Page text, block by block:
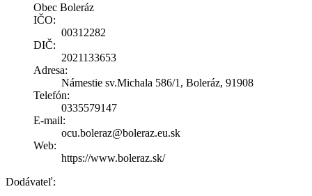
Obec Boleráz
IČO:
00312282
DIČ:
2021133653
Adresa:
Námestie sv.Michala 586/1, Boleráz, 91908
Telefón:
0335579147
E-mail:
ocu.boleraz@boleraz.eu.sk
Web:
https://www.boleraz.sk/
Dodávateľ: